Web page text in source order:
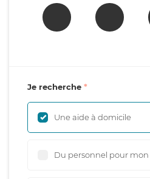
Je recherche
Une aide à domicile
Du personnel pour